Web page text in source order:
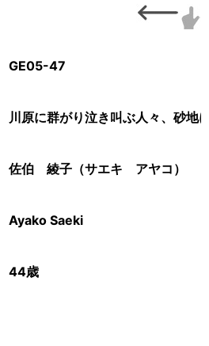
GE05-47
川原に群がり泣き叫ぶ人々、砂地
佐伯 綾子（サエキ アヤコ）
Ayako Saeki
44歳